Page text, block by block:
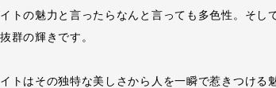
トの魅力と言ったらなんと言っても多色性。そし
群の輝きです。
トはその独特な美しさから人を一瞬で惹きつける